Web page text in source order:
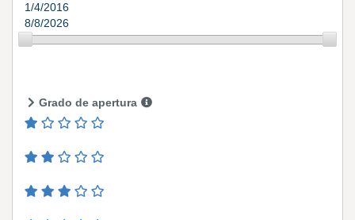
1/4/2016
8/8/2026
Grado de apertura